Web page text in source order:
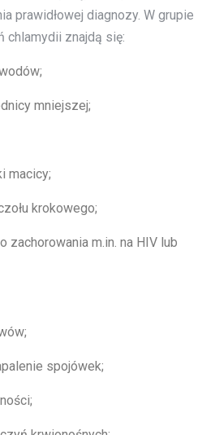
prawidłowej diagnozy. W grupie
chlamydii znajdą się:
mniejszej;
macicy;
krokowego;
zachorowania m.in. na HIV lub
spojówek;